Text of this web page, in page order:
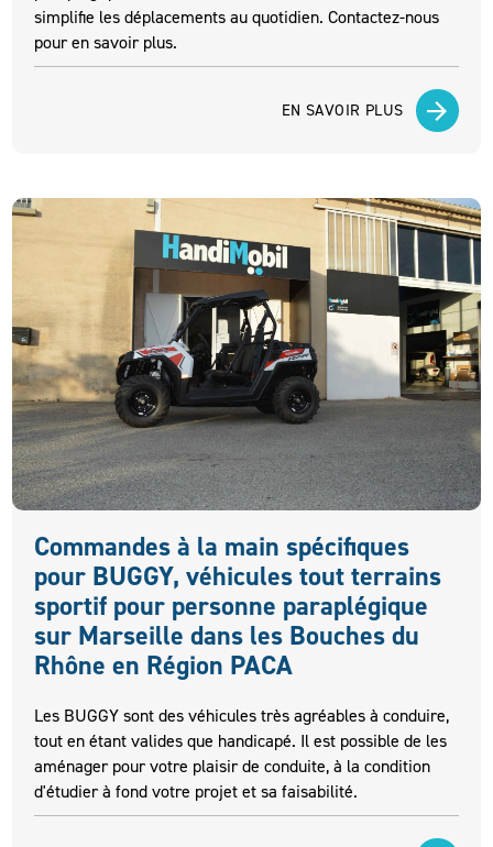
simplifie les déplacements au quotidien. Contactez-nous
pour en savoir plus.
EN SAVOIR PLUS
Commandes à la main spécifiques
pour BUGGY, véhicules tout terrains
sportif pour personne paraplégique
sur Marseille dans les Bouches du
Rhône en Région PACA
Les BUGGY sont des véhicules très agréables à conduire,
tout en étant valides que handicapé. Il est possible de les
aménager pour votre plaisir de conduite, à la condition
d'étudier à fond votre projet et sa faisabilité.